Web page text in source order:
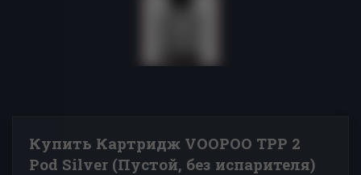
Купить Картридж VOOPOO TPP 2
Pod Silver (Пустой, без испарителя)